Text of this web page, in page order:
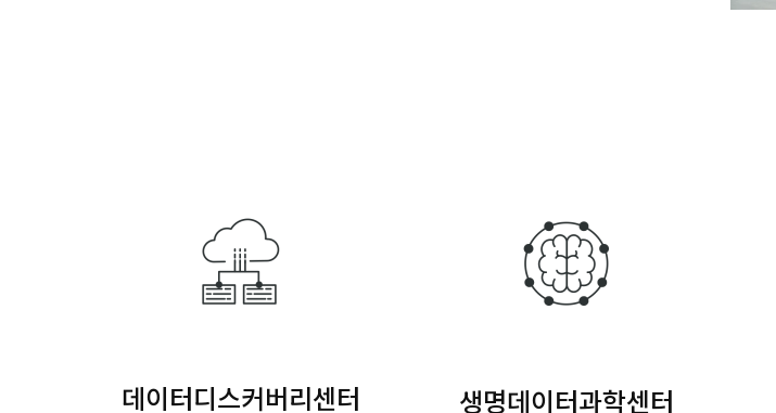
데이터디스커버리센터 생명데이터과학센터